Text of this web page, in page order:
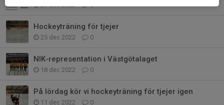
27 dec 2022 0
Hockeyträning för tjejer
25 dec 2022 0
NIK-representation i Västgötalaget
18 dec 2022 0
På lördag kör vi hockeyträning för tjejer igen
11 dec 2022 0